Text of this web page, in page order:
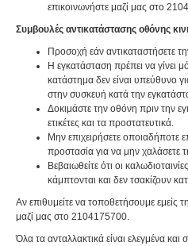
επικοινωνήστε μαζί μας στο
Συμβουλές αντικατάστασης οθόνης
Προσοχή εάν αντικαταστήσετε
Η εγκατάσταση πρέπει να γίνει
κατάστημα δεν είναι υπεύθυνο
στην συσκευή κατά την
Δοκιμάστε την οθόνη πριν την
ετικέτες και τα προστατευτικά.
Μην επιχειρήσετε οποιαδήποτε
προστασία για να μην χαλάσετε
Βεβαιωθείτε ότι οι
κάμπτονται και δεν τσακίζουν
Αν επιθυμείτε να τοποθετήσουμε εμείς
μαζί μας στο 2104175700.
Όλα τα ανταλλακτικά είναι ελεγμένα